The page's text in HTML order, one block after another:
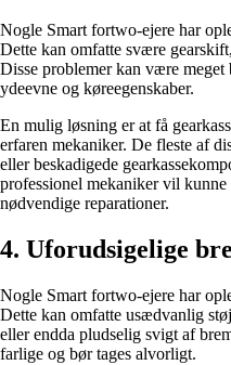
Nogle Smart fortwo-ejere har
Dette kan omfatte svære
Disse problemer kan være
ydeevne og køreegenskaber.
En mulig løsning er at få
erfaren mekaniker. De fleste af
eller beskadigede
professionel mekaniker vil
nødvendige reparationer.
4. Uforudsigelige
Nogle Smart fortwo-ejere har
Dette kan omfatte usædvanlig
eller endda pludselig svigt af
farlige og bør tages alvorligt.